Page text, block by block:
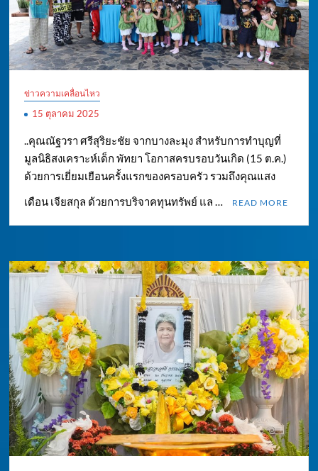
ข่าวความเคลื่อนไหว
15 ตุลาคม 2025
..คุณณัฐวรา ศรีสุริยะชัย จากบางละมุง สำหรับการทำบุญที่
มูลนิธิสงเคราะห์เด็ก พัทยา โอกาสครบรอบวันเกิด (15 ต.ค.)
ด้วยการเยี่ยมเยือนครั้งแรกของครอบครัว รวมถึงคุณแสง
เดือน เจียสกุล ด้วยการบริจาคทุนทรัพย์ แล …
READ MORE